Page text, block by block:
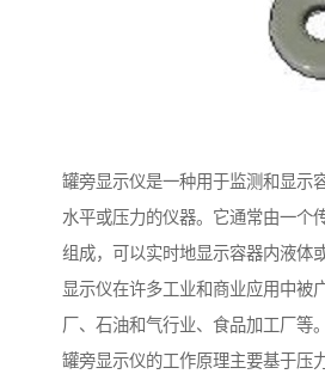
罐旁显示仪是一种用于监测和显示
水平或压力的仪器。它通常由一个
组成，可以实时地显示容器内液体
显示仪在许多工业和商业应用中被
厂、石油和气行业、食品加工厂等。
罐旁显示仪的工作原理主要基于压